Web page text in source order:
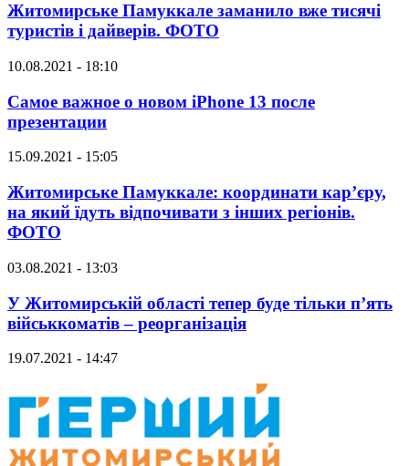
Житомирське Памуккале заманило вже тисячі
туристів і дайверів. ФОТО
10.08.2021 - 18:10
Самое важное о новом iPhone 13 после
презентации
15.09.2021 - 15:05
Житомирське Памуккале: координати кар’єру,
на який їдуть відпочивати з інших регіонів.
ФОТО
03.08.2021 - 13:03
У Житомирській області тепер буде тільки п’ять
військкоматів – реорганізація
19.07.2021 - 14:47